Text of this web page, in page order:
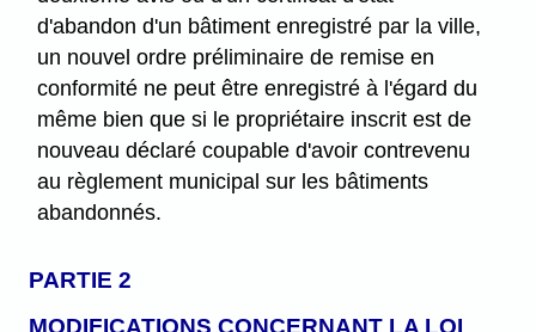
d'abandon d'un bâtiment enregistré par la ville,
un nouvel ordre préliminaire de remise en
conformité ne peut être enregistré à l'égard du
même bien que si le propriétaire inscrit est de
nouveau déclaré coupable d'avoir contrevenu
au règlement municipal sur les bâtiments
abandonnés.
PARTIE 2
MODIFICATIONS CONCERNANT LA LOI